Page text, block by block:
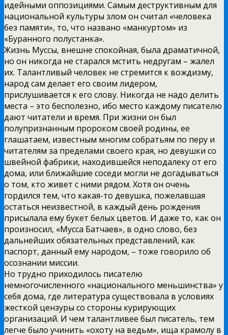
идейными оппозициями. Самым деструктивным для
национальной культуры злом он считал «человека
без памяти», то, что названо «манкуртом» из
«Буранного полустанка».
Жизнь Муссы, внешне спокойная, была драматичной,
но он никогда не старался мстить недругам – жалел
их. Талантливый человек не стремится к вождизму,
народ сам делает его своим лидером,
прислушивается к его слову. Никогда не надо делить
места – это бесполезно, ибо место каждому писателю
дают читатели и время. При жизни он был
полупризнанным пророком своей родины, ее
глашатаем, известным многим собратьям по перу и
читателям за пределами своего края, но девушки со
швейной фабрики, находившейся неподалеку от его
дома, или ближайшие соседи могли не догадываться
о том, кто живет с ними рядом. Хотя он очень
гордился тем, что какая-то девушка, пожелавшая
остаться неизвестной, в каждый день рождения
присылала ему букет белых цветов. И даже то, как он
произносил, «Мусса Батчаев», в одно слово, без
дальнейших обязательных представлений, как
паспорт, данный ему народом, – тоже говорило об
осознании миссии.
Но трудно приходилось писателю
немногочисленного «национального меньшинства» у
себя дома, где литература существовала в условиях
жесткой цензуры со стороны курирующих
организаций. И чем талантливее был писатель, тем
легче было учинить «охоту на ведьм», ища крамолу в